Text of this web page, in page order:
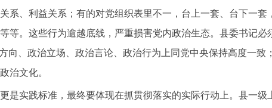
系、利益关系；有的对党组织表里不一，台上一套、台下一
等。这些行为逾越底线，严重损害党内政治生态。县委书记
向、政治立场、政治言论、政治行为上同党中央保持高度一
治文化。
实践标准，最终要体现在抓贯彻落实的实际行动上。县一级